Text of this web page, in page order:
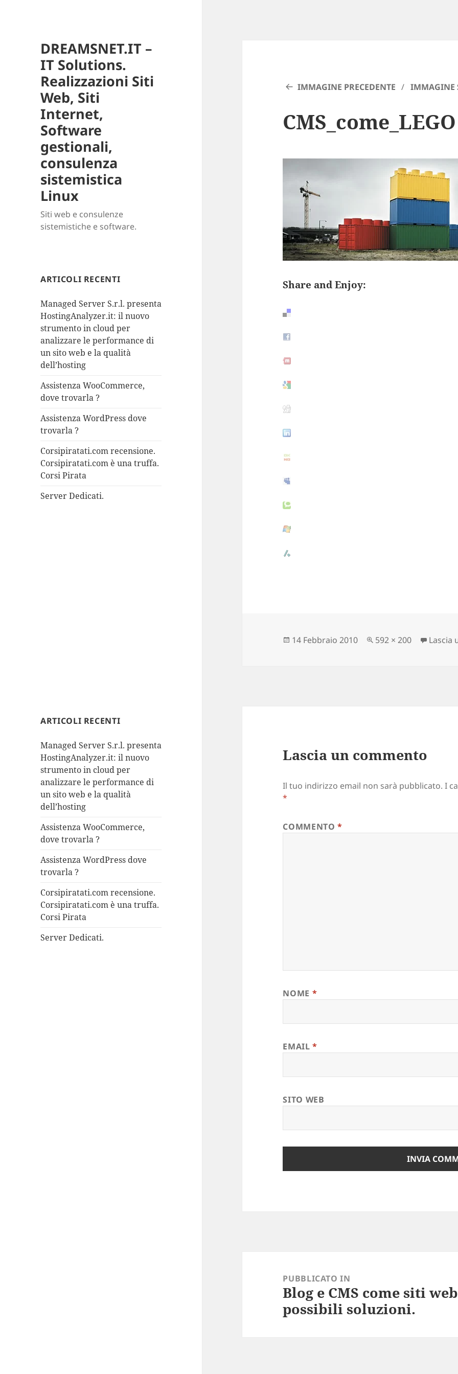
DREAMSNET.IT –
IT Solutions.
Realizzazioni Siti
Web, Siti
Internet,
Software
gestionali,
consulenza
sistemistica
Linux
Siti web e consulenze
sistemistiche e software.
ARTICOLI RECENTI
Managed Server S.r.l. presenta
HostingAnalyzer.it: il nuovo
strumento in cloud per
analizzare le performance di
un sito web e la qualità
dell’hosting
Assistenza WooCommerce,
dove trovarla ?
Assistenza WordPress dove
trovarla ?
Corsipiratati.com recensione.
Corsipiratati.com è una truffa.
Corsi Pirata
Server Dedicati.
ARTICOLI RECENTI
Managed Server S.r.l. presenta
HostingAnalyzer.it: il nuovo
strumento in cloud per
analizzare le performance di
un sito web e la qualità
dell’hosting
Assistenza WooCommerce,
dove trovarla ?
Assistenza WordPress dove
trovarla ?
Corsipiratati.com recensione.
Corsipiratati.com è una truffa.
Corsi Pirata
Server Dedicati.
IMMAGINE PRECEDENTE IMMAGINE
CMS_come_LEGO
Share and Enjoy:
Scritto
14 Febbraio 2010
Dimensione
592 × 200 Lascia
Lascia un commento
Il tuo indirizzo email non sarà pubblicato. I
*
COMMENTO*
NOME *
EMAIL*
SITO WEB
PUBBLICATO IN
Blog e CMS come siti
possibili soluzioni.